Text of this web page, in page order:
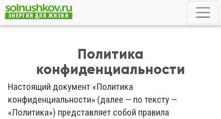
Политика
конфиденциальности
Настоящий документ «Политика
конфиденциальности» (далее — по тексту —
«Политика») представляет собой правила